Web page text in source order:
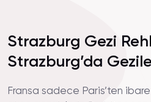
Strazburg Gezi
Strazburg’da
Fransa sadece Paris’ten